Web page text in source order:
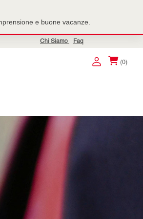
e buone vacanze.
Chi Siamo Faq
(0)